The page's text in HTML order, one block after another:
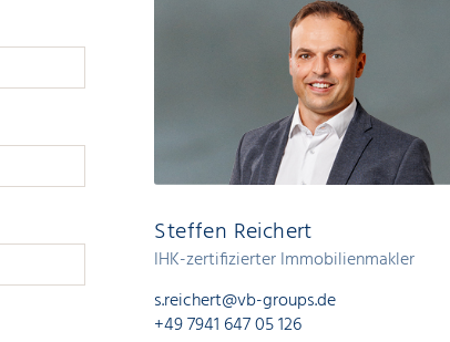
Steffen Reichert
IHK-zertifizierter Immobilienmakler
s.reichert@vb-groups.de
+49 7941 647 05 126